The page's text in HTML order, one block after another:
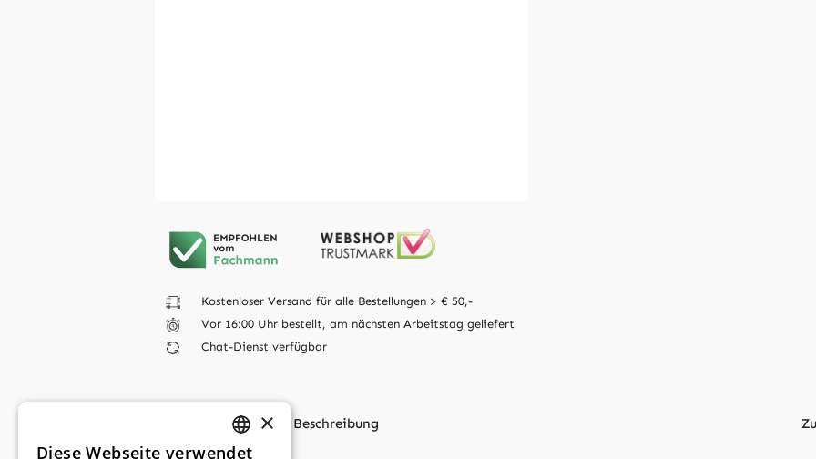
Kostenloser Versand für alle Bestellungen > € 50,-
Vor 16:00 Uhr bestellt, am nächsten Arbeitstag geliefert
Chat-Dienst verfügbar
Beschreibung
×
Diese Webseite verwendet